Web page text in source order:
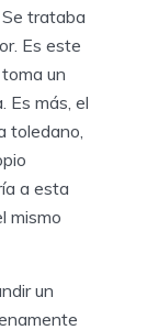
trataba
Es este
un
Es más, el
toledano,
a esta
mismo
un